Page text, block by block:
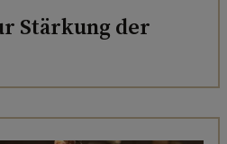
Stärkung der